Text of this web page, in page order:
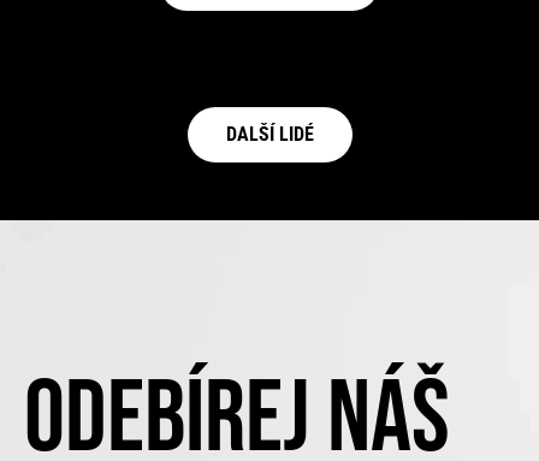
DALŠÍ LIDÉ
ODEBÍREJ NÁŠ